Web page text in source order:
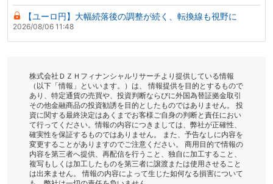
【ユーロ円】大幅続落後の調整が続く、転換線も視野に
2026/08/06 11:48
株式会社ＤＺＨフィナンシャルリサーチより提供している情報
（以下「情報」といいます。）は、 情報提供を目的とするもので
あり、特定通貨の売買や、投資判断ならびに外国為替証拠金取引
その他金融商品の投資勧誘を目的としたものではありません。 投
資に関する最終決定はあくまでお客様ご自身の判断と責任におい
て行ってください。情報の内容につきましては、弊社が正確性、
確実性を保証するものではありません。 また、予告なしに内容を
変更することがありますのでご注意ください。 商用目的で情報の
内容を第三者へ提供、再配信を行うこと、独自に加工すること、
複写もしくは加工したものを第三者に譲渡または使用させること
は出来ません。 情報の内容によって生じた如何なる損害について